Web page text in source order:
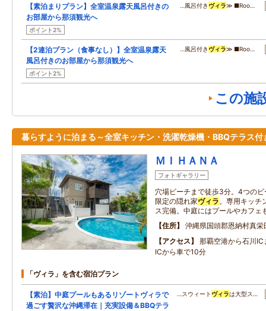
【素泊まりプラン】全室温泉露天風呂付きの
お部屋から那須観光へ
ポイント2%
…風呂付き ヴィラ≫ ■Roo…
【2連泊プラン（食事なし）】全室温泉露天
風呂付きのお部屋から那須観光へ
ポイント2%
…風呂付き ヴィラ≫ ■Roo…
この施
暮らすように泊まる～全室キッチン・洗濯乾燥機・BBQテラス付
ＭＩＨＡＮＡ
フォトギャラリー
穴場ビーチまで徒歩3分。4つの
限定の隠れ家ヴィラ。専用キッチ
ス完備。中庭にはプールやカフェ
住所
沖縄県国頭郡恩納村真栄
アクセス
那覇空港から石川
ICから車で10分
「ヴィラ」を含む宿泊プラン
【素泊】中庭プールもあるリゾートヴィラで
過ごす贅沢な沖縄滞在｜充実設備＆BBQテラ
…スウィート ヴィラは大型ス…